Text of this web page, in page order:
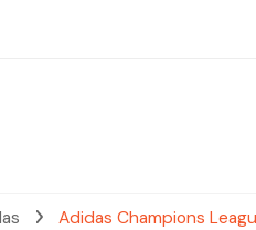
Adidas Champions